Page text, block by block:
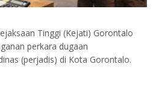
Tinggi (Kejati) Gorontalo
perkara dugaan
(perjadis) di Kota Gorontalo.